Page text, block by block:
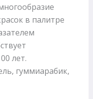
в палитре
лет.
гуммиарабик,